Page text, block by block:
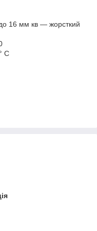
16 мм кв ― жорсткий
C